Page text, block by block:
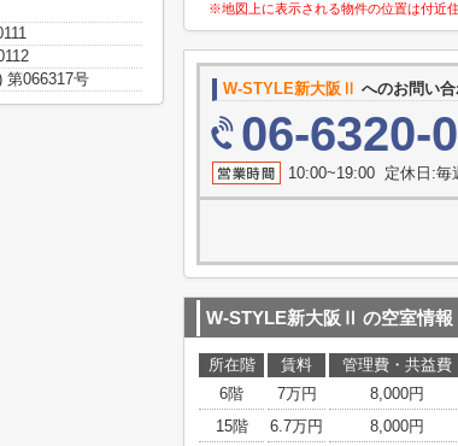
※地図上に表示される物件の位置は付近
W-STYLE新大阪Ⅱ へのお問い
06-6320-
10:00~19:00 定休日:毎
W-STYLE新大阪Ⅱ の空室情報
所在階 賃料 管理費・共益費
6階
7万円 8,000円
15階
6.7万円 8,000円
第066317号